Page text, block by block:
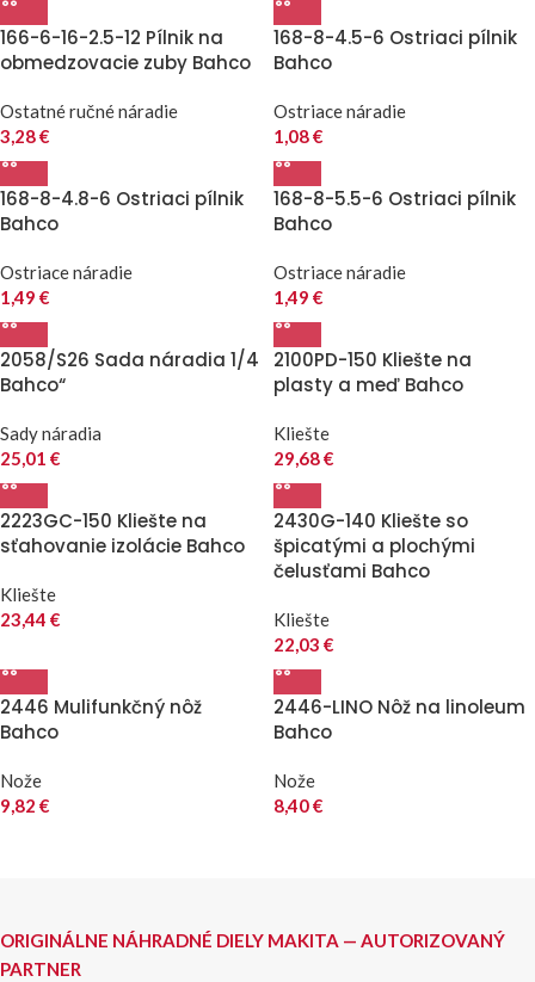
166-6-16-2.5-12 Pílnik na
obmedzovacie zuby Bahco
Ostatné ručné náradie
3,28€
168-8-4.5-6 Ostriaci pílnik
Bahco
Ostriace náradie
1,08€
168-8-4.8-6 Ostriaci pílnik
Bahco
Ostriace náradie
1,49 €
168-8-5.5-6 Ostriaci pílnik
Bahco
Ostriace náradie
1,49 €
2058/S26 Sada náradia 1/4
Bahco“
Sady náradia
25,01 €
2100PD-150 Kliešte na
plasty a meď Bahco
Kliešte
29,68€
2223GC-150 Kliešte na
sťahovanie izolácie Bahco
Kliešte
23,44 €
2430G-140 Kliešte so
špicatými a plochými
čelusťami Bahco
Kliešte
22,03 €
2446 Mulifunkčný nôž
Bahco
Nože
9,82 €
2446-LINO Nôž na linoleum
Bahco
Nože
8,40€
ORIGINÁLNE NÁHRADNÉ DIELY MAKITA — AUTORIZOVANÝ
PARTNER